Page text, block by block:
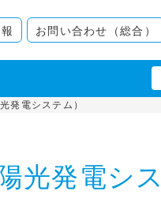
お問い合わせ（総合）
発電システム）
光発電シス